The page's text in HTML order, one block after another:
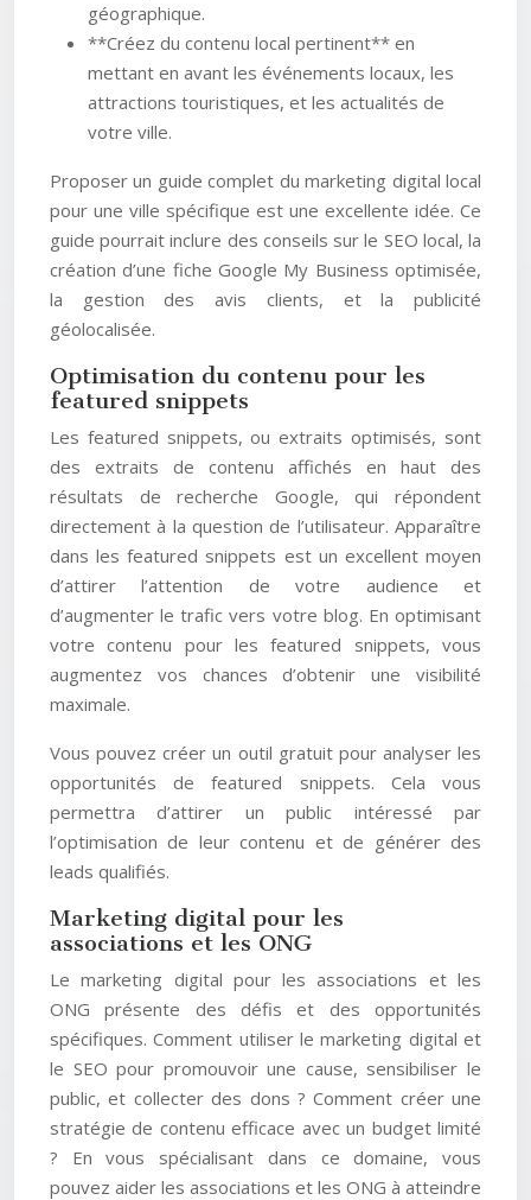
géographique.
**Créez du contenu local pertinent** en
mettant en avant les événements locaux, les
attractions touristiques, et les actualités de
votre ville.
Proposer un guide complet du marketing digital local
pour une ville spécifique est une excellente idée. Ce
guide pourrait inclure des conseils sur le SEO local, la
création d’une fiche Google My Business optimisée,
la gestion des avis clients, et la publicité
géolocalisée.
Optimisation du contenu pour les
featured snippets
Les featured snippets, ou extraits optimisés, sont
des extraits de contenu affichés en haut des
résultats de recherche Google, qui répondent
directement à la question de l’utilisateur. Apparaître
dans les featured snippets est un excellent moyen
d’attirer l’attention de votre audience et
d’augmenter le trafic vers votre blog. En optimisant
votre contenu pour les featured snippets, vous
augmentez vos chances d’obtenir une visibilité
maximale.
Vous pouvez créer un outil gratuit pour analyser les
opportunités de featured snippets. Cela vous
permettra d’attirer un public intéressé par
l’optimisation de leur contenu et de générer des
leads qualifiés.
Marketing digital pour les
associations et les ONG
Le marketing digital pour les associations et les
ONG présente des défis et des opportunités
spécifiques. Comment utiliser le marketing digital et
le SEO pour promouvoir une cause, sensibiliser le
public, et collecter des dons ? Comment créer une
stratégie de contenu efficace avec un budget limité
? En vous spécialisant dans ce domaine, vous
pouvez aider les associations et les ONG à atteindre